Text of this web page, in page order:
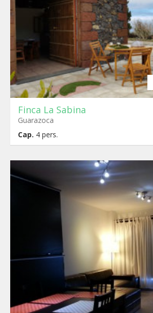
Finca La Sabina
Guarazoca
Cap. 4 pers.